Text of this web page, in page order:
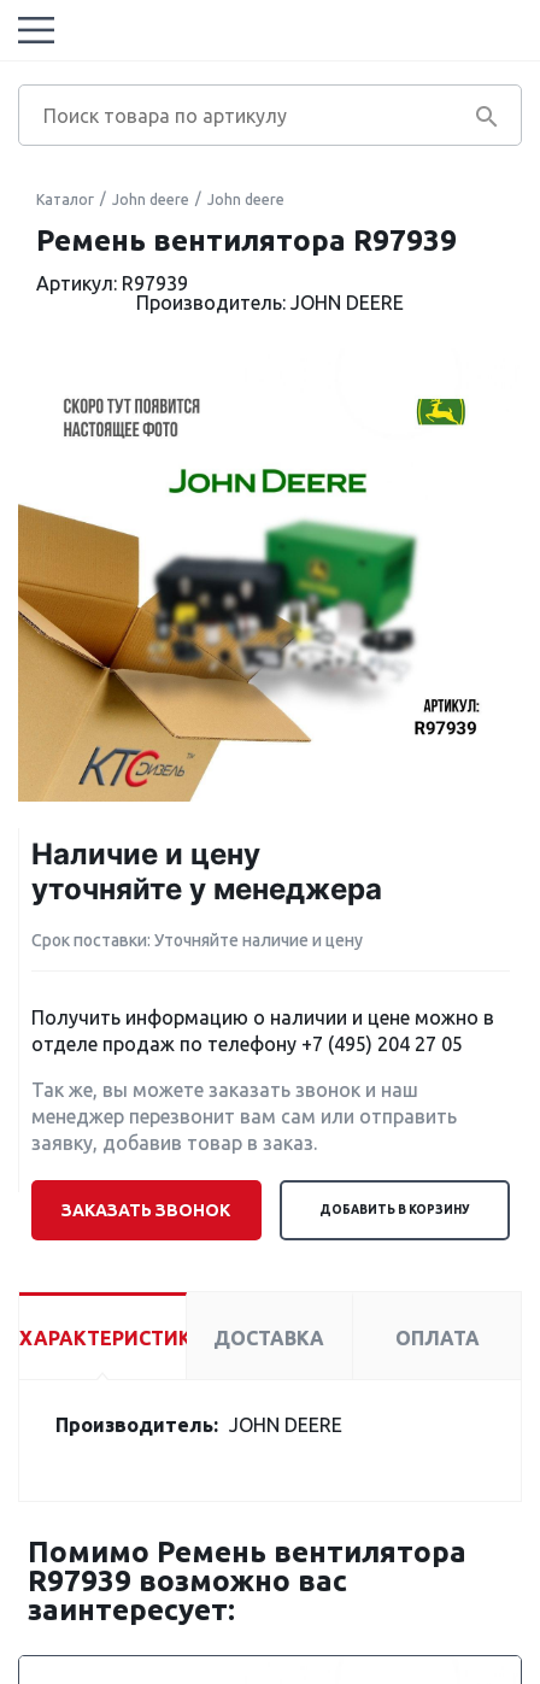
Каталог John deere John deere
Ремень вентилятора R97939
Артикул: R97939
Производитель: JOHN DEERE
Наличие и цену
уточняйте у менеджера
Срок поставки: Уточняйте наличие и цену
Получить информацию о наличии и цене можно в
отделе продаж по телефону +7 (495) 204 27 05
Так же, вы можете заказать звонок и наш
менеджер перезвонит вам сам или отправить
заявку, добавив товар в заказ.
ЗАКАЗАТЬ ЗВОНОК ДОБАВИТЬ В КОРЗИНУ
ХАРАКТЕРИСТИКИ ДОСТАВКА ОПЛАТА
Производитель: JOHN DEERE
Помимо Ремень вентилятора
R97939 возможно вас
заинтересует: